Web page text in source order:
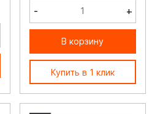
- +
В корзину
Купить в 1 клик